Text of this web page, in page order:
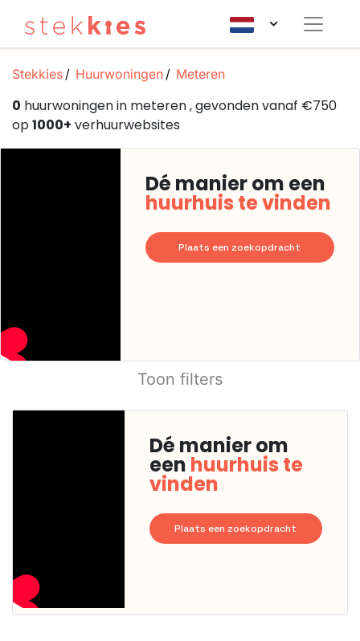
Stekkies Huurwoningen Meteren
0 huurwoningen in meteren , gevonden vanaf €750
op1000+ verhuurwebsites
Dé manier om een
huurhuis te vinden
Plaats een zoekopdracht
Toon filters
Dé manier om
een huurhuis te
vinden
Plaats een zoekopdracht